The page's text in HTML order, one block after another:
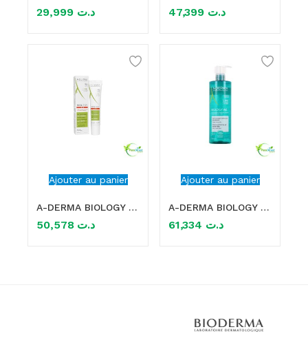
د.ت د.ت
Ajouter au panier
A-DERMA BIOLOGY A-R SOIN ANTI ROUGEURS PEAUX A TENDANCE COUPEROSIQUE 40ML
د.ت 50,578
Ajouter au panier
A-DERMA BIOLOGY AC GEL MOUSSANT NETTOYANT PURIFIANT 400ML
د.ت